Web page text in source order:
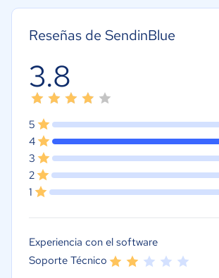
Reseñas de SendinBlue
3.8
5
4
3
2
1
Experiencia con el software
Soporte Técnico